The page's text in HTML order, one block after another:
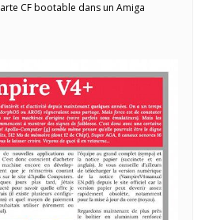
CF bootable dans un Amiga